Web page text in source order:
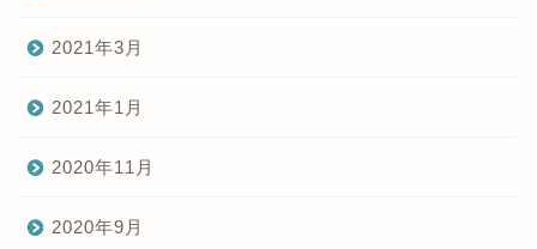
2021年3月
2021年1月
2020年11月
2020年9月